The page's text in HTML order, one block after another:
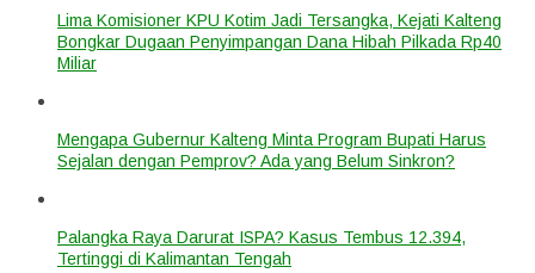
Lima Komisioner KPU Kotim Jadi Tersangka, Kejati Kalteng
Bongkar Dugaan Penyimpangan Dana Hibah Pilkada Rp40
Miliar
Mengapa Gubernur Kalteng Minta Program Bupati Harus
Sejalan dengan Pemprov? Ada yang Belum Sinkron?
Palangka Raya Darurat ISPA? Kasus Tembus 12.394,
Tertinggi di Kalimantan Tengah